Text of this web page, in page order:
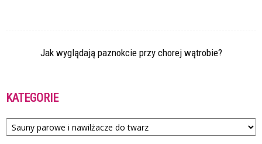
Jak wyglądają paznokcie przy chorej wątrobie?
KATEGORIE
Kategorie